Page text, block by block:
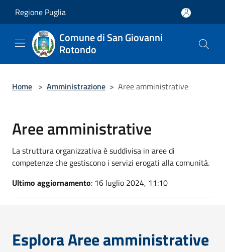
Regione Puglia
Comune di San Giovanni
Rotondo
Home > Amministrazione > Aree amministrative
Aree amministrative
La struttura organizzativa è suddivisa in aree di
competenze che gestiscono i servizi erogati alla comunità.
Ultimo aggiornamento: 16 luglio 2024, 11:10
Esplora Aree amministrative